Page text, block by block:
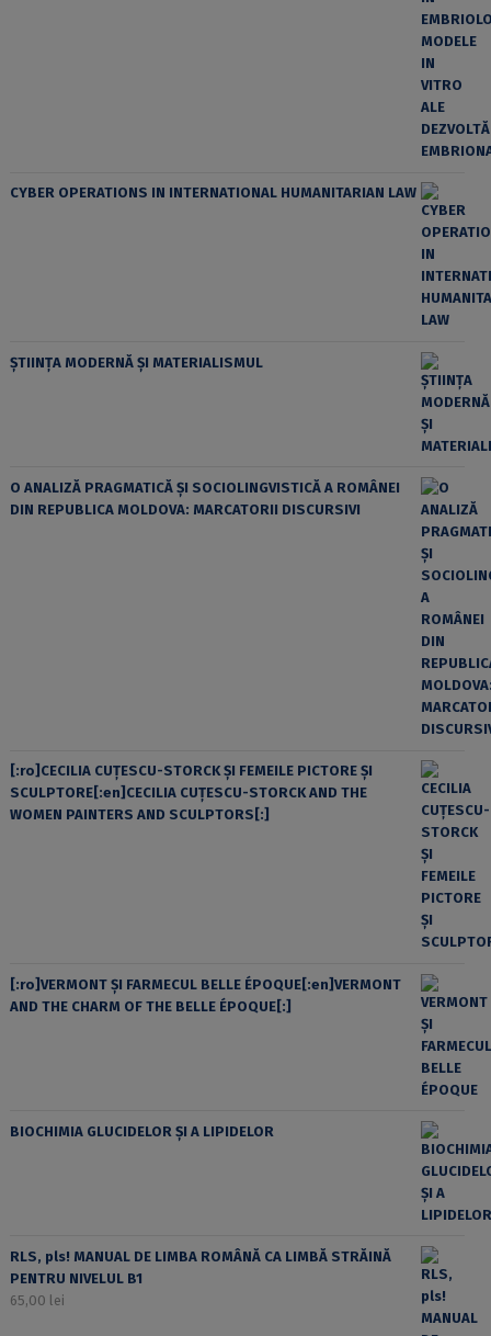
CYBER OPERATIONS IN INTERNATIONAL HUMANITARIAN LAW
ȘTIINȚA MODERNĂ ȘI MATERIALISMUL
O ANALIZĂ PRAGMATICĂ ȘI SOCIOLINGVISTICĂ A ROMÂNEI
DIN REPUBLICA MOLDOVA: MARCATORII DISCURSIVI
[:ro]CECILIA CUŢESCU-STORCK ŞI FEMEILE PICTORE ŞI
SCULPTORE[:en]CECILIA CUŢESCU-STORCK AND THE
WOMEN PAINTERS AND SCULPTORS[:]
[:ro]VERMONT ȘI FARMECUL BELLE ÉPOQUE[:en]VERMONT
AND THE CHARM OF THE BELLE ÉPOQUE[:]
BIOCHIMIA GLUCIDELOR ȘI A LIPIDELOR
RLS, pls! MANUAL DE LIMBA ROMÂNĂ CA LIMBĂ STRĂINĂ
PENTRU NIVELUL B1
65,00 lei